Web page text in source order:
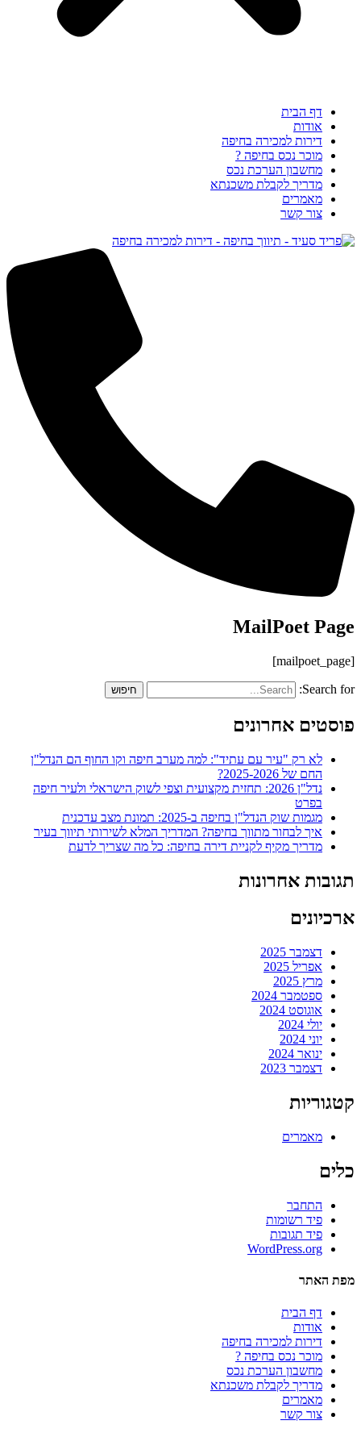
דף הבית
אודות
דירות למכירה בחיפה
מוכר נכס בחיפה ?
מחשבון הערכת נכס
מדריך לקבלת משכנתא
מאמרים
צור קשר
MailPoet Page
[mailpoet_page]
Search for:
פוסטים אחרונים
לא רק "עיר עם עתיד": למה מערב חיפה וקו החוף הם הנדל"ן
החם של 2025-2026?
נדל"ן 2026: תחזית מקצועית וצפי לשוק הישראלי ולעיר חיפה
בפרט
מגמות שוק הנדל"ן בחיפה ב-2025: תמונת מצב עדכנית
איך לבחור מתווך בחיפה? המדריך המלא לשירותי תיווך בעיר
מדריך מקיף לקניית דירה בחיפה: כל מה שצריך לדעת
תגובות אחרונות
ארכיונים
דצמבר 2025
אפריל 2025
מרץ 2025
ספטמבר 2024
אוגוסט 2024
יולי 2024
יוני 2024
ינואר 2024
דצמבר 2023
קטגוריות
מאמרים
כלים
התחבר
פיד רשומות
פיד תגובות
WordPress.org
מפת האתר
דף הבית
אודות
דירות למכירה בחיפה
מוכר נכס בחיפה ?
מחשבון הערכת נכס
מדריך לקבלת משכנתא
מאמרים
צור קשר